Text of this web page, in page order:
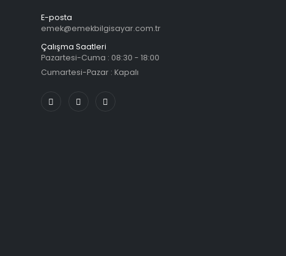
E-posta
emek@emekbilgisayar.com.tr
Çalışma Saatleri
Pazartesi-Cuma : 08:30 - 18:00
Cumartesi-Pazar : Kapalı